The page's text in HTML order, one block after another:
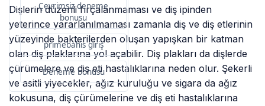
Çevrimsiz deneme
bonusu
primebahis giriş
Deneme bonusu
Dişlerin düzenli fırçalanmaması ve diş ipinden
yeterince yararlanılmaması zamanla diş ve diş etlerinin
yüzeyinde bakterilerden oluşan yapışkan bir katman
olan diş plaklarına yol açabilir. Diş plakları da dişlerde
çürümelere ve diş eti hastalıklarına neden olur. Şekerli
ve asitli yiyecekler, ağız kuruluğu ve sigara da ağız
kokusuna, diş çürümelerine ve diş eti hastalıklarına